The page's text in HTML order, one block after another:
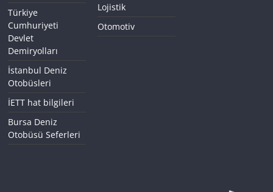
Türkiye
Cumhuriyeti
Devlet
Demiryolları
İstanbul Deniz
Otobüsleri
İETT hat bilgileri
Bursa Deniz
Otobüsü Seferleri
Lojistik
Otomotiv